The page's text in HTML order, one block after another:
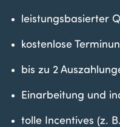
leistungsbasierter
kostenlose
bis zu 2
Einarbeitung und
tolle Incentives (z.